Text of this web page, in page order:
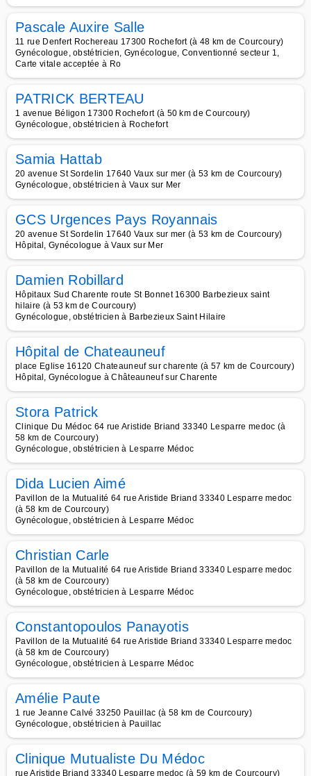
Pascale Auxire Salle
11 rue Denfert Rochereau 17300 Rochefort (à 48 km de Courcoury)
Gynécologue, obstétricien, Gynécologue, Conventionné secteur 1,
Carte vitale acceptée à Ro
PATRICK BERTEAU
1 avenue Béligon 17300 Rochefort (à 50 km de Courcoury)
Gynécologue, obstétricien à Rochefort
Samia Hattab
20 avenue St Sordelin 17640 Vaux sur mer (à 53 km de Courcoury)
Gynécologue, obstétricien à Vaux sur Mer
GCS Urgences Pays Royannais
20 avenue St Sordelin 17640 Vaux sur mer (à 53 km de Courcoury)
Hôpital, Gynécologue à Vaux sur Mer
Damien Robillard
Hôpitaux Sud Charente route St Bonnet 16300 Barbezieux saint
hilaire (à 53 km de Courcoury)
Gynécologue, obstétricien à Barbezieux Saint Hilaire
Hôpital de Chateauneuf
place Eglise 16120 Chateauneuf sur charente (à 57 km de Courcoury)
Hôpital, Gynécologue à Châteauneuf sur Charente
Stora Patrick
Clinique Du Médoc 64 rue Aristide Briand 33340 Lesparre medoc (à
58 km de Courcoury)
Gynécologue, obstétricien à Lesparre Médoc
Dida Lucien Aimé
Pavillon de la Mutualité 64 rue Aristide Briand 33340 Lesparre medoc
(à 58 km de Courcoury)
Gynécologue, obstétricien à Lesparre Médoc
Christian Carle
Pavillon de la Mutualité 64 rue Aristide Briand 33340 Lesparre medoc
(à 58 km de Courcoury)
Gynécologue, obstétricien à Lesparre Médoc
Constantopoulos Panayotis
Pavillon de la Mutualité 64 rue Aristide Briand 33340 Lesparre medoc
(à 58 km de Courcoury)
Gynécologue, obstétricien à Lesparre Médoc
Amélie Paute
1 rue Jeanne Calvé 33250 Pauillac (à 58 km de Courcoury)
Gynécologue, obstétricien à Pauillac
Clinique Mutualiste Du Médoc
rue Aristide Briand 33340 Lesparre medoc (à 59 km de Courcoury)